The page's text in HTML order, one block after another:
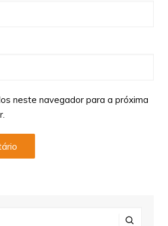
neste navegador para a próxima